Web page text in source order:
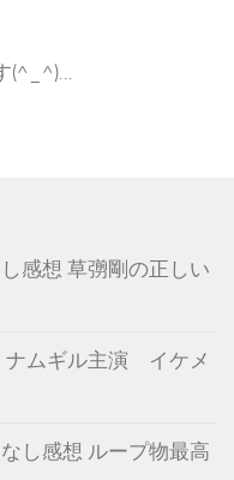
(^_^)...
感想 草彅剛の正しい
ナムギル主演 イケメ
し感想 ループ物最高